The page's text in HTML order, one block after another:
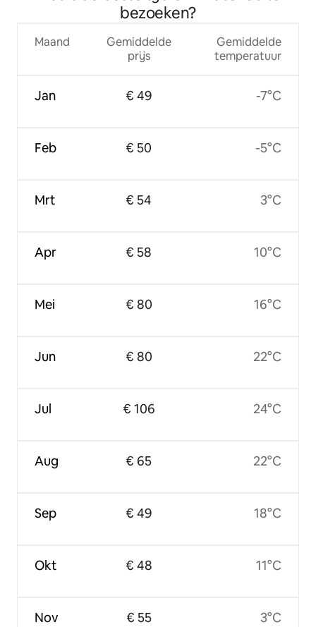
bezoeken?
Maand
Jan
Feb
Mrt
Apr
Mei
Jun
Jul
Aug
Sep
Okt
Nov
Gemiddelde
prijs
€ 49
€ 50
€ 54
€ 58
€ 80
€ 80
€ 106
€ 65
€ 49
€ 48
€ 55
Gemiddelde
temperatuur
-7°C
-5°C
3°C
10°C
16°C
22°C
24°C
22°C
18°C
11°C
3°C